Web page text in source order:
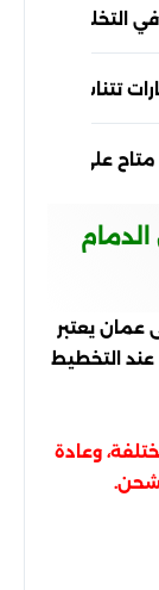
التخليص
تتناسب مع
على مدار
عمان يعتبر
عند التخطيط
وعادة